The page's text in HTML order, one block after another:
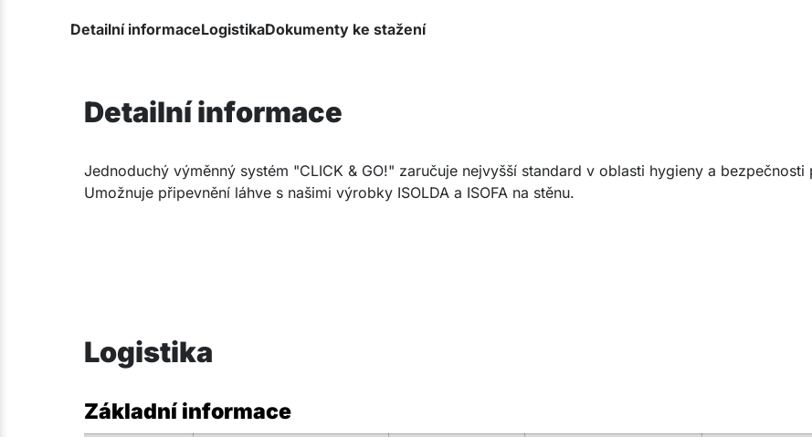
Detailní informaceLogistikaDokumenty ke stažení
Detailní informace
Jednoduchý výměnný systém "CLICK & GO!" zaručuje nejvyšší standard v oblasti hygieny a bezpečnosti
Umožnuje připevnění láhve s našimi výrobky ISOLDA a ISOFA na stěnu.
Logistika
Základní informace